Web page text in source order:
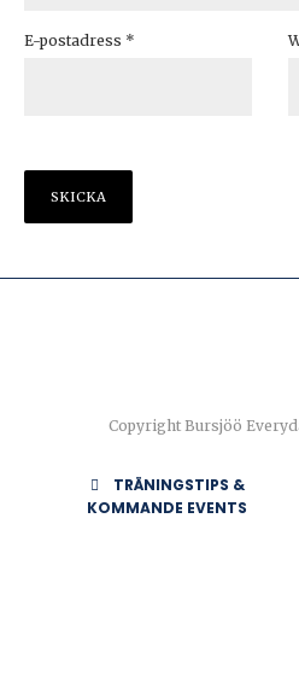
E-postadress *
Copyright Bursjöö
TRÄNINGSTIPS &
KOMMANDE EVENTS